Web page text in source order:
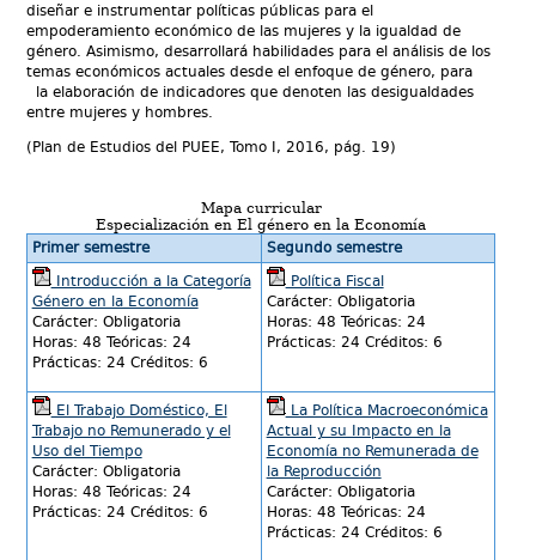
diseñar e instrumentar políticas públicas para el
empoderamiento económico de las mujeres y la igualdad de
género. Asimismo, desarrollará habilidades para el análisis de los
temas económicos actuales desde el enfoque de género, para
la elaboración de indicadores que denoten las desigualdades
entre mujeres y hombres.
(Plan de Estudios del PUEE, Tomo I, 2016, pág. 19)
Mapa curricular
Especialización en El género en la Economía
Primer semestre
Segundo semestre
Introducción a la Categoría
Género en la Economía
Carácter: Obligatoria
Horas: 48 Teóricas: 24
Prácticas: 24 Créditos: 6
Política Fiscal
Carácter: Obligatoria
Horas: 48 Teóricas: 24
Prácticas: 24 Créditos: 6
El Trabajo Doméstico, El
Trabajo no Remunerado y el
Uso del Tiempo
Carácter: Obligatoria
Horas: 48 Teóricas: 24
Prácticas: 24 Créditos: 6
La Política Macroeconómica
Actual y su Impacto en la
Economía no Remunerada de
la Reproducción
Carácter: Obligatoria
Horas: 48 Teóricas: 24
Prácticas: 24 Créditos: 6